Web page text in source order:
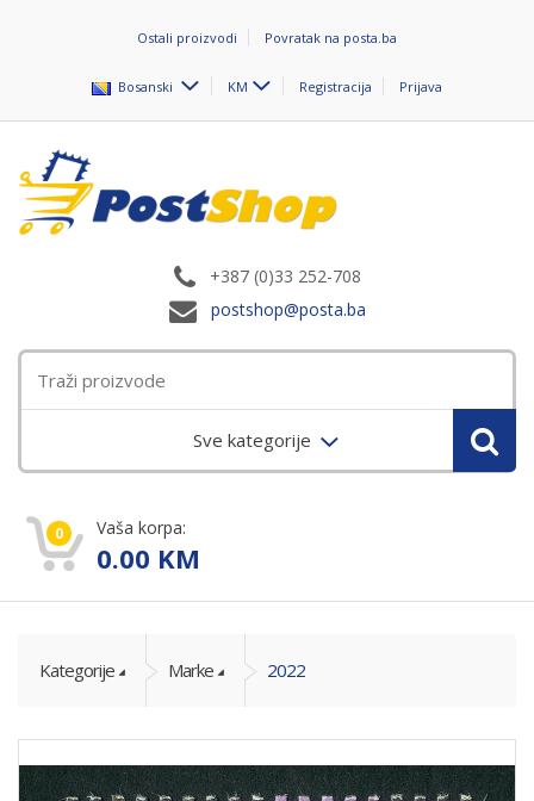
Ostali proizvodi Povratak na posta.ba
Bosanski KM Registracija Prijava
+387 (0)33 252-708
postshop@posta.ba
Sve kategorije
0 Vaša korpa:
0.00 KM
Kategorije Marke 2022